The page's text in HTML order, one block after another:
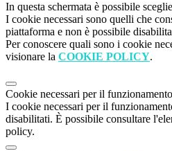
In questa schermata è possibile
I cookie necessari sono quelli che
piattaforma e non è possibile
Per conoscere quali sono i cookie
visionare la COOKIE POLICY.
Cookie necessari per il funzionamento
I cookie necessari per il
disabilitati. È possibile consultare
policy.